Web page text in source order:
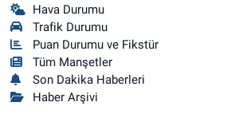
Hava Durumu
Trafik Durumu
Puan Durumu ve Fikstür
Tüm Manşetler
Son Dakika Haberleri
Haber Arşivi